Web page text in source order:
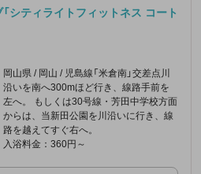
シティライトフィットネス コート
岡山県 / 岡山 / 児島線「米倉南」交差点川
沿いを南へ300mほど行き、線路手前を
左へ。 もしくは30号線・芳田中学校方面
からは、当新田公園を川沿いに行き、線
路を越えてすぐ右へ。
入浴料金：360円～